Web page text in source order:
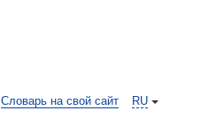
RU
Словарь на свой сайт